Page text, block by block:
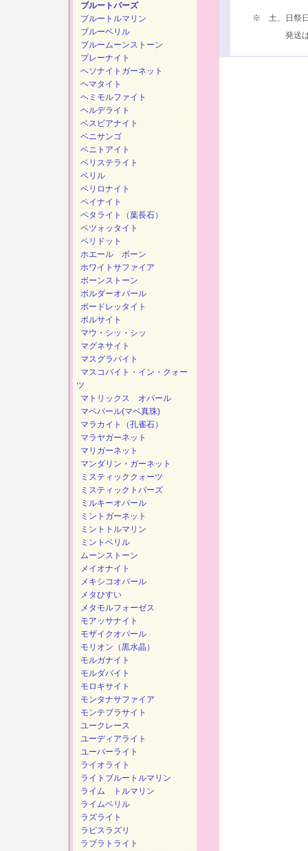
※ 土、日祭日
発送は、
ブルートパーズ
ブルートルマリン
ブルーベリル
ブルームーンストーン
プレーナイト
ヘソナイトガーネット
ヘマタイト
ヘミモルファイト
ヘルデライト
ベスビアナイト
ベニサンゴ
ベニトアイト
ベリステライト
ベリル
ベリロナイト
ペイナイト
ペタライト（葉長石）
ペツォッタイト
ペリドット
ホエール ボーン
ホワイトサファイア
ボーンストーン
ボルダーオパール
ポードレッタイト
ポルサイト
マウ・シッ・シッ
マグネサイト
マスグラバイト
マスコバイト・イン・クォー
ツ
マトリックス オパール
マベパール(マベ真珠)
マラカイト（孔雀石）
マラヤガーネット
マリガーネット
マンダリン・ガーネット
ミスティッククォーツ
ミスティックトパーズ
ミルキーオパール
ミントガーネット
ミントトルマリン
ミントベリル
ムーンストーン
メイオナイト
メキシコオパール
メタひすい
メタモルフォーゼス
モアッサナイト
モザイクオパール
モリオン（黒水晶）
モルガナイト
モルダバイト
モロキサイト
モンタナサファイア
モンテブラサイト
ユークレース
ユーディアライト
ユーパーライト
ライオライト
ライトブルートルマリン
ライム トルマリン
ライムベリル
ラズライト
ラピスラズリ
ラブラトライト